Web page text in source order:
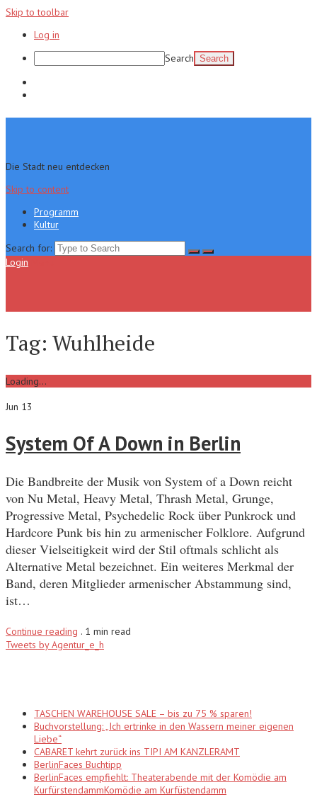
Skip to toolbar
Log in
Search
Die Stadt neu entdecken
Skip to content
Programm
Kultur
Search for:
Login
Tag: Wuhlheide
Loading...
Jun 13
System Of A Down in Berlin
Die Bandbreite der Musik von System of a Down reicht
von Nu Metal, Heavy Metal, Thrash Metal, Grunge,
Progressive Metal, Psychedelic Rock über Punkrock und
Hardcore Punk bis hin zu armenischer Folklore. Aufgrund
dieser Vielseitigkeit wird der Stil oftmals schlicht als
Alternative Metal bezeichnet. Ein weiteres Merkmal der
Band, deren Mitglieder armenischer Abstammung sind,
ist…
Continue reading . 1 min read
Tweets by Agentur_e_h
TASCHEN WAREHOUSE SALE – bis zu 75 % sparen!
Buchvorstellung: „Ich ertrinke in den Wassern meiner eigenen
Liebe“
CABARET kehrt zurück ins TIPI AM KANZLERAMT
BerlinFaces Buchtipp
BerlinFaces empfiehlt: Theaterabende mit der Komödie am
KurfürstendammKomödie am Kurfüstendamm